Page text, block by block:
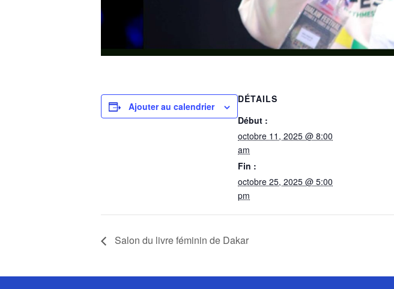
Ajouter au calendrier
DÉTAILS
Début :
octobre 11, 2025 @ 8:00
am
Fin :
octobre 25, 2025 @ 5:00
pm
Salon du livre féminin de Dakar